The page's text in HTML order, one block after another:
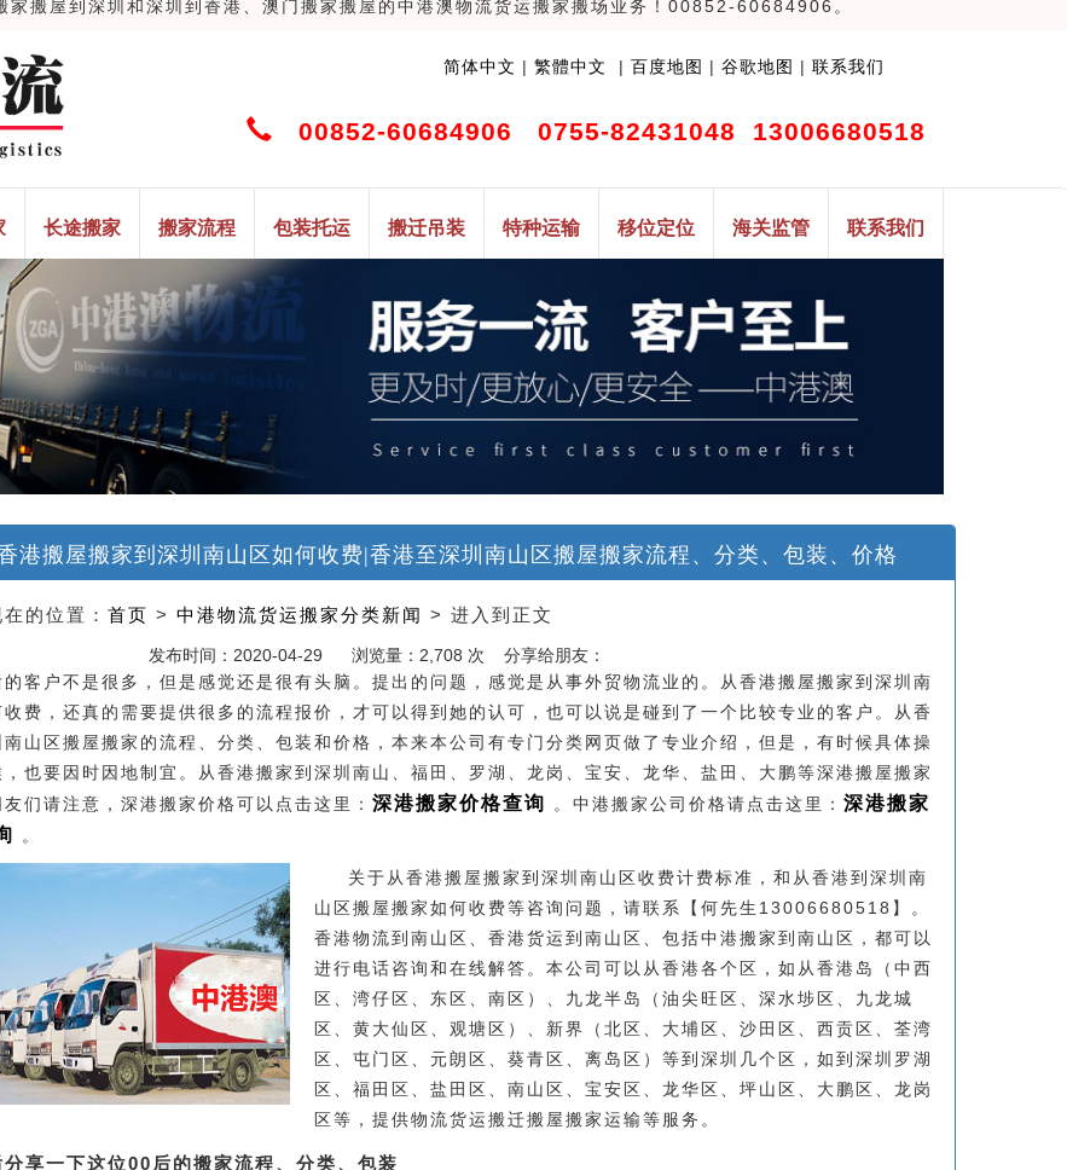
家搬屋到深圳和深圳到香港、澳门搬家搬屋的中港澳物流货运搬家搬场业务！00852-60684906。
简体中文 | 繁體中文 | 百度地图 | 谷歌地图 | 联系我们
00852-60684906 0755-82431048 13006680518
长途搬家 搬家流程 包装托运 搬迁吊装 特种运输 移位定位 海关监管 联系我们
港搬屋搬家到深圳南山区如何收费|香港至深圳南山区搬屋搬家流程、分类、包装、价格
的位置： 首页 > 中港物流货运搬家分类新闻 > 进入到正文
发布时间：2020-04-29 浏览量：2,708 次 分享给朋友：
客户不是很多，但是感觉还是很有头脑。提出的问题，感觉是从事外贸物流业的。从香港搬屋搬家到深圳南
收费，还真的需要提供很多的流程报价，才可以得到她的认可，也可以说是碰到了一个比较专业的客户。从香
南山区搬屋搬家的流程、分类、包装和价格，本来本公司有专门分类网页做了专业介绍，但是，有时候具体操
也要因时因地制宜。从香港搬家到深圳南山、福田、罗湖、龙岗、宝安、龙华、盐田、大鹏等深港搬屋搬家
们请注意，深港搬家价格可以点击这里： 深港搬家价格查询 。中港搬家公司价格请点击这里： 深港搬家
。
关于从香港搬屋搬家到深圳南山区收费计费标准，和从香港到深圳南
山区搬屋搬家如何收费等咨询问题，请联系【何先生13006680518】。
香港物流到南山区、香港货运到南山区、包括中港搬家到南山区，都可以
进行电话咨询和在线解答。本公司可以从香港各个区，如从香港岛（中西
区、湾仔区、东区、南区）、九龙半岛（油尖旺区、深水埗区、九龙城
区、黄大仙区、观塘区）、新界（北区、大埔区、沙田区、西贡区、荃湾
区、屯门区、元朗区、葵青区、离岛区）等到深圳几个区，如到深圳罗湖
区、福田区、盐田区、南山区、宝安区、龙华区、坪山区、大鹏区、龙岗
区等，提供物流货运搬迁搬屋搬家运输等服务。
分享一下这位00后的搬家流程、分类、包装